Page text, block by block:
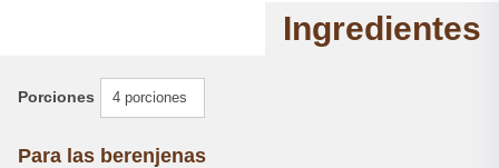
Ingredientes
Porciones 4 porciones
Para las berenjenas